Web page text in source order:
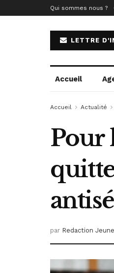
Qui sommes nous ?
LETTRE
Accueil
Accueil Actualité
Pour
par Redaction